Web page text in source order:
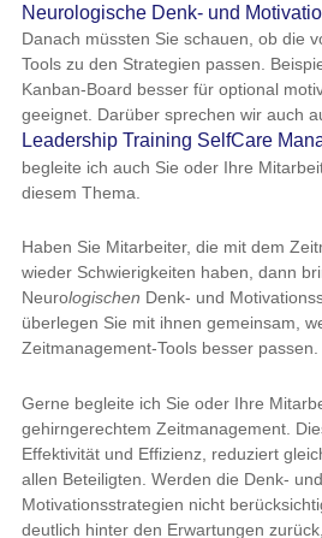
Neurologische Denk- und
Danach müssten Sie schauen, ob die
Tools zu den Strategien passen.
Kanban-Board besser für optional
geeignet. Darüber sprechen wir auch
Leadership Training SelfCare
begleite ich auch Sie oder Ihre
diesem Thema.
Haben Sie Mitarbeiter, die mit dem
wieder Schwierigkeiten haben, dann
Neurologischen Denk- und
überlegen Sie mit ihnen gemeinsam,
Zeitmanagement-Tools besser passen.
Gerne begleite ich Sie oder Ihre
gehirngerechtem Zeitmanagement.
Effektivität und Effizienz, reduziert
allen Beteiligten. Werden die Denk- und
Motivationsstrategien nicht
deutlich hinter den Erwartungen